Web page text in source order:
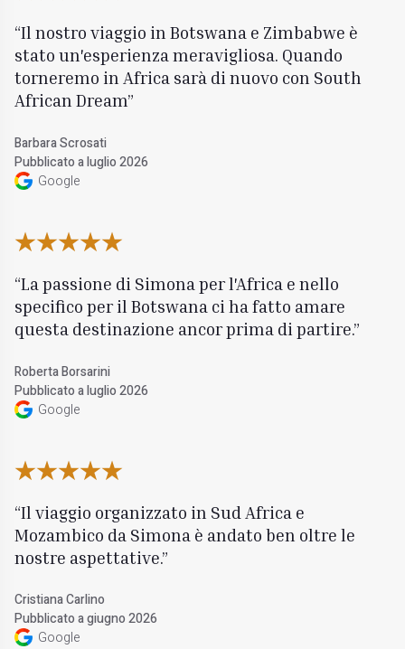
Il nostro viaggio in Botswana e Zimbabwe è
stato un'esperienza meravigliosa. Quando
torneremo in Africa sarà di nuovo con South
African Dream
Barbara Scrosati
Pubblicato a luglio 2026
Google
La passione di Simona per l'Africa e nello
specifico per il Botswana ci ha fatto amare
questa destinazione ancor prima di partire.
Roberta Borsarini
Pubblicato a luglio 2026
Google
Il viaggio organizzato in Sud Africa e
Mozambico da Simona è andato ben oltre le
nostre aspettative.
Cristiana Carlino
Pubblicato a giugno 2026
Google